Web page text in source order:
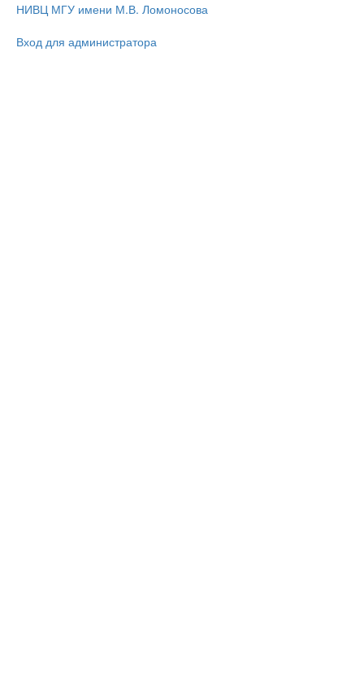
НИВЦ МГУ имени М.В. Ломоносова
Вход для администратора